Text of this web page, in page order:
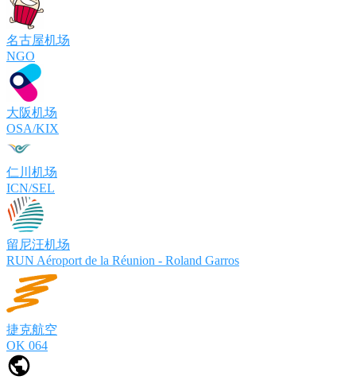
名古屋机场
NGO
大阪机场
OSA/KIX
仁川机场
ICN/SEL
留尼汪机场
RUN Aéroport de la Réunion - Roland Garros
捷克航空
OK 064